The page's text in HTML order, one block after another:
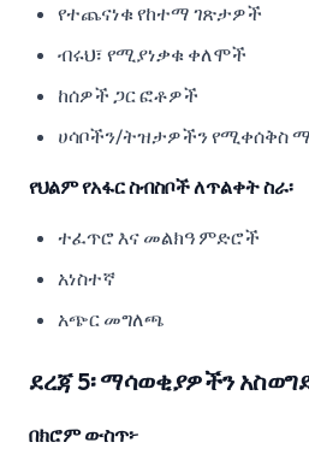
የተጨናነቁ የከተማ ገጽታዎች
ብሩህ፣ የሚያነቃቁ ቀለሞች
ከሰዎች ጋር ፎቶዎች
ሀሳቦችን/ትዝታዎችን የሚቀሰቅስ
የህልም የአፋር ስብስቦች ለጥልቀት ስራ፡
ተፈጥሮ እና መልክዓ ምድሮች
አነስተኛ
አጭር መግለጫ
ደረጃ 5፡ ማሳወቂያዎችን
በክሮም ውስጥ፦